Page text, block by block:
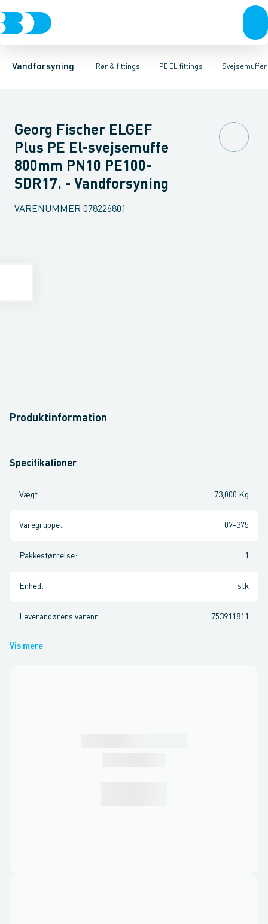
Vandforsyning Rør & fittings
Rør & fittingsKoblinger & anboringerMuffer, klemmer &
PE EL fittings
PE rørPE EL fittingsPE fittings Duktiljern fittings Svejsemuffer
VinklerT-stykker SvejsemufferReduktionerAnboringssadler-
Georg Fischer ELGEF
Plus PE El-svejsemuffe
800mm PN10 PE100-
SDR17. - Vandforsyning
VARENUMMER 078226801
Produktinformation
Specifikationer
Vægt: 73,000 Kg
Varegruppe: 07-375
Pakkestørrelse: 1
Enhed : stk
Leverandørens varenr. : 753911811
Vis mere